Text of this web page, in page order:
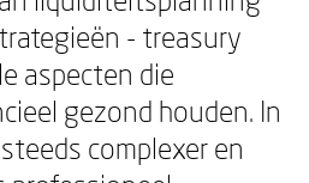
- treasury
aspecten die
gezond houden. In
complexer en